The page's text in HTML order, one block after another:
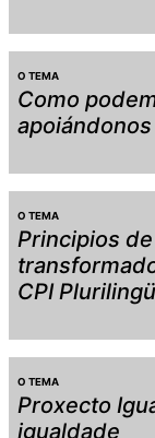
O TEMA
Como
O TEMA
Principios
CPI
O TEMA
Proxecto
igualdade